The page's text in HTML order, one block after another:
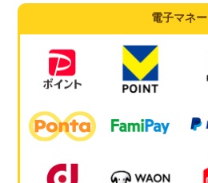
電子マネー